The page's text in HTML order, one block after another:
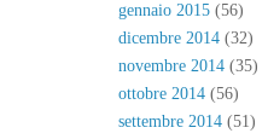
gennaio 2015 (56)
dicembre 2014 (32)
novembre 2014 (35)
ottobre 2014 (56)
settembre 2014 (51)